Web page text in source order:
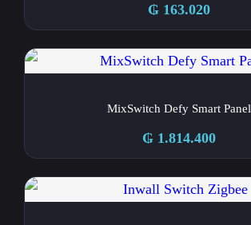
₲ 163.020
MixSwitch Defy Smart Panel
₲ 1.814.400